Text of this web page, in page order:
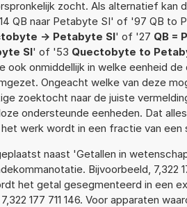
zocht. Als alternatief kan
QB naar Petabyte SI' of '97 QB to
-> Petabyte SI' of '27 QB =
SI' of '53 Quectobyte to
ook onmiddellijk in welke eenheid
Ongeacht welke van deze
zoektocht naar de juiste
ondersteunde eenheden. Dat
werk wordt in een fractie van een
naast 'Getallen in
Bijvoorbeeld, 7,322
het getal gesegmenteerd in een
177 711 146. Voor apparaten